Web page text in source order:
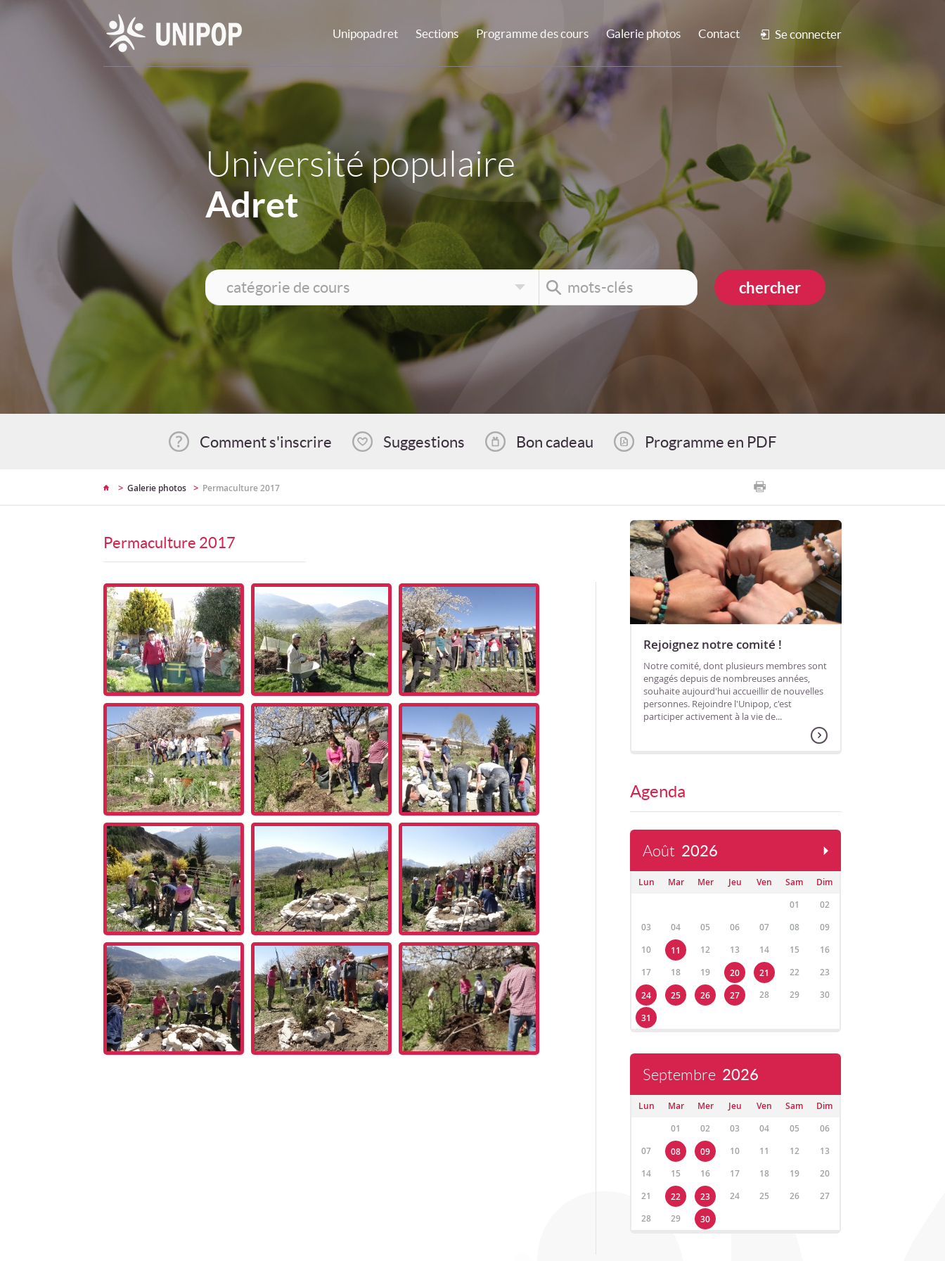
Unipopadret Sections Programme des cours Galerie photos Contact Se connecter
Université populaire
Adret
Comment s'inscrire Suggestions Bon cadeau Programme en PDF
> Galerie photos > Permaculture 2017
Permaculture 2017
Rejoignez notre comité !
Notre comité, dont plusieurs membres sont
engagés depuis de nombreuses années,
souhaite aujourd'hui accueillir de nouvelles
personnes. Rejoindre l'Unipop, c'est
participer activement à la vie de...
Agenda
Août 2026
Lun Mar Mer Jeu Ven Sam
Dim
01
02
03
04 05 06 07 08
09
10
11 12 13 14 15
16
17
18 19 20 21 22
23
24
25 26 27 28 29
30
31
Septembre 2026
Lun Mar Mer Jeu Ven Sam
Dim
01
02 03 04 05
06
07
08 09 10 11 12
13
14
15 16 17 18 19
20
21
22 23 24 25 26
27
28
29 30